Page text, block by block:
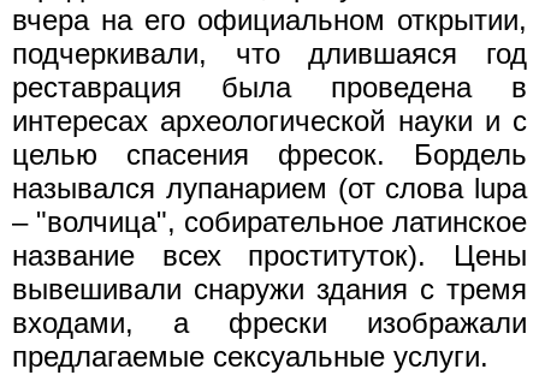
вчера на его официальном открытии,
подчеркивали, что длившаяся год
реставрация была проведена в
интересах археологической науки и с
целью спасения фресок. Бордель
назывался лупанарием (от слова lupa
– "волчица", собирательное латинское
название всех проституток). Цены
вывешивали снаружи здания с тремя
входами, а фрески изображали
предлагаемые сексуальные услуги.